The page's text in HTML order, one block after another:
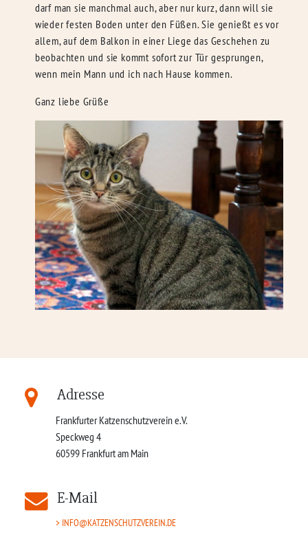
darf man sie manchmal auch, aber nur kurz, dann will sie
wieder festen Boden unter den Füßen. Sie genießt es vor
allem, auf dem Balkon in einer Liege das Geschehen zu
beobachten und sie kommt sofort zur Tür gesprungen,
wenn mein Mann und ich nach Hause kommen.
Ganz liebe Grüße
Adresse
Frankfurter Katzenschutzverein e.V.
Speckweg 4
60599 Frankfurt am Main
E-Mail
INFO@KATZENSCHUTZVEREIN.DE